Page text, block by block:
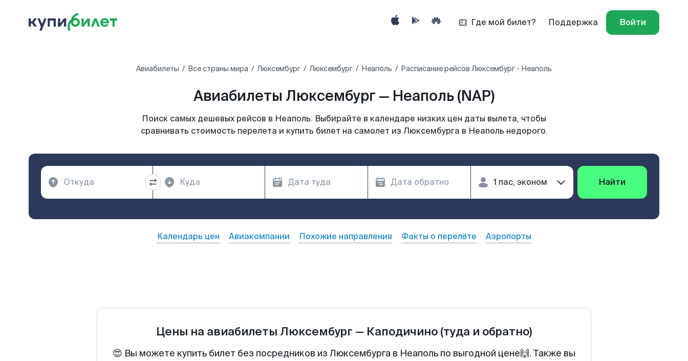
Где мой билет? Поддержка Войти
Авиабилеты Все страны мира Люксембург Люксембург Неаполь Расписание рейсов Люксембург - Неаполь
Авиабилеты Люксембург — Неаполь (NAP)
Поиск самых дешевых рейсов в Неаполь. Выбирайте в календаре низких цен даты вылета, чтобы
сравнивать стоимость перелета и купить билет на самолет из Люксембурга в Неаполь недорого.
Найти
Календарь цен Авиакомпании Похожие направления Факты о перелёте Аэропорты
Цены на авиабилеты Люксембург — Каподичино (туда и обратно)
😍 Вы можете купить билет без посредников из Люксембурга в Неаполь по выгодной цене🙌. Также вы